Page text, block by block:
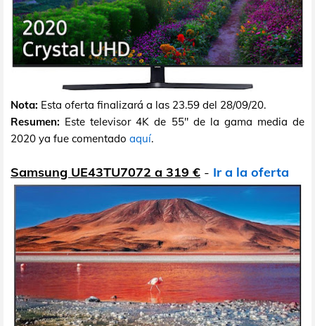
Nota: Esta oferta finalizará a las 23.59 del 28/09/20.
Resumen: Este televisor 4K de 55" de la gama media de
2020 ya fue comentado aquí.
Samsung UE43TU7072 a 319 € - Ir a la oferta